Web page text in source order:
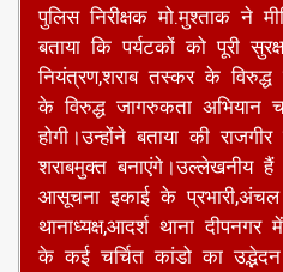
पुलिस निरीक्षक मो.मुश्ताक ने
बताया कि पर्यटकों को पूरी
नियंत्रण,शराब तस्कर के विरुद्ध
के विरुद्ध जागरुकता अभियान
होगी।उन्होंने बताया की
शराबमुक्त बनाएंगे।उल्लेखनीय
आसूचना इकाई के प्रभारी,अंचल
थानाध्यक्ष,आदर्श थाना
के कई चर्चित कांडो का